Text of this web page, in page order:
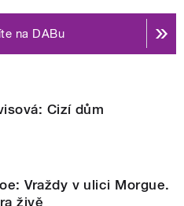
na DABu
Cizí dům
Vraždy v ulici Morgue.
živě